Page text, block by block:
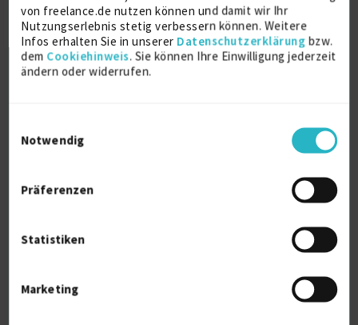
von freelance.de nutzen können und damit wir Ihr
Nutzungserlebnis stetig verbessern können. Weitere
Infos erhalten Sie in unserer Datenschutzerklärung bzw.
dem Cookiehinweis. Sie können Ihre Einwilligung jederzeit
ändern oder widerrufen.
Notwendig
Präferenzen
Statistiken
Marketing
Preisfindung/Kontenfindung
Nachrichten- Text- und Partnerfindung
Verfügbarkeitsprüfung und Bedarfsübergabe
Unvollständigkeitsprüfung
Verkauf
Fakturierung
Fakturaplaneinstellungen (periodisch- oder
Einkauf
LE - Logistics Execution